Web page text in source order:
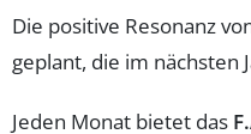
Die positive Resonanz
geplant, die im nächsten
Jeden Monat bietet das